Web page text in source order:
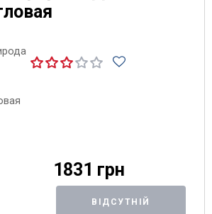
1831 грн
ВІДСУТНІЙ